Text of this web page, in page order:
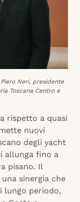
Neri, presidente
Toscana Centro e
rispetto a quasi
nuovi
degli yacht
allunga fino a
pisano. Il
sinergia che
lungo periodo,